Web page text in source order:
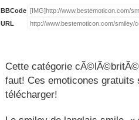
BBCode
URL
Cette catégorie
faut! Ces emoticones
télécharger!